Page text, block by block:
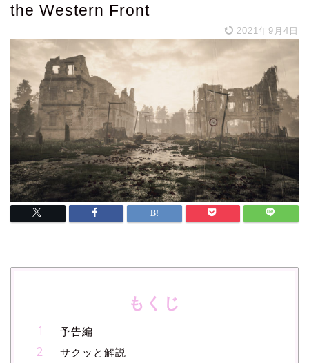
the Western Front
2021年9月4日
もくじ
予告編
サクッと解説